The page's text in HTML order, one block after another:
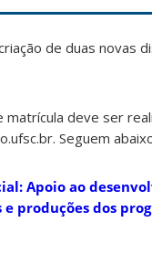
de duas novas
matrícula deve ser
Seguem
Apoio ao
e produções dos